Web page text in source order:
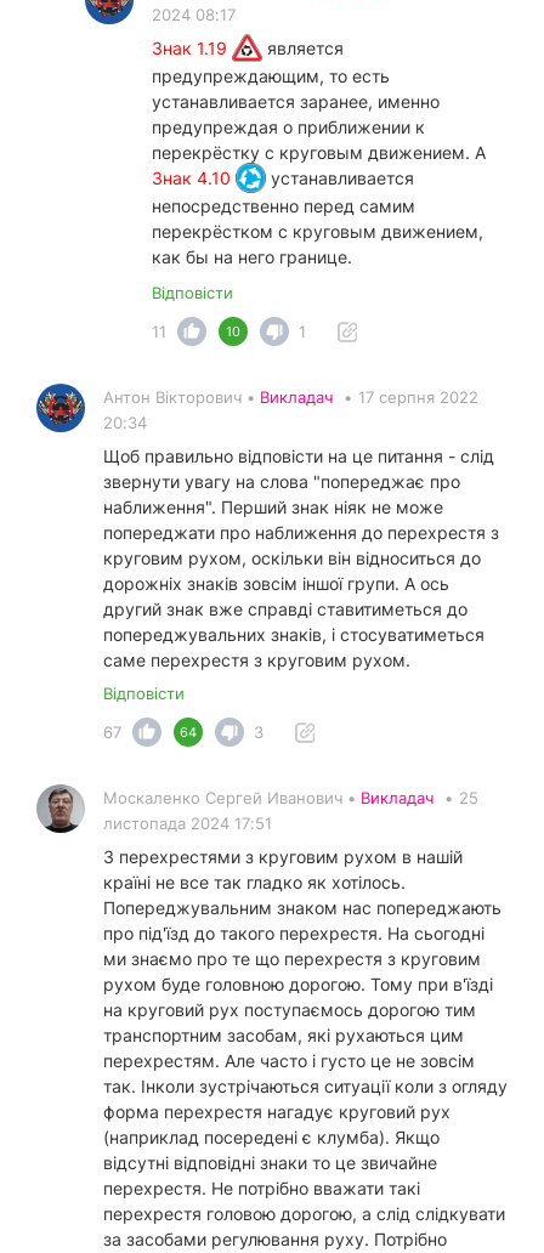
2024 08:17
Знак 1.19
является
предупреждающим, то есть
устанавливается заранее, именно
предупреждая о приближении к
перекрёстку с круговым движением. А
Знак 4.10
устанавливается
непосредственно перед самим
перекрёстком с круговым движением,
как бы на него границе.
Відповісти
11
10 1
Антон Вікторович • Викладач • 17 серпня 2022
20:34
Щоб правильно відповісти на це питання - слід
звернути увагу на слова "попереджає про
наближення". Перший знак ніяк не може
попереджати про наближення до перехрестя з
круговим рухом, оскільки він відноситься до
дорожніх знаків зовсім іншої групи. А ось
другий знак вже справді ставитиметься до
попереджувальних знаків, і стосуватиметься
саме перехрестя з круговим рухом.
Відповісти
67
64 3
Москаленко Сергей Иванович • Викладач • 25
листопада 2024 17:51
З перехрестями з круговим рухом в нашій
країні не все так гладко як хотілось.
Попереджувальним знаком нас попереджають
про під'їзд до такого перехрестя. На сьогодні
ми знаємо про те що перехрестя з круговим
рухом буде головною дорогою. Тому при в'їзді
на круговий рух поступаємось дорогою тим
транспортним засобам, які рухаються цим
перехрестям. Але часто і густо це не зовсім
так. Інколи зустрічаються ситуації коли з огляду
форма перехрестя нагадує круговий рух
(наприклад посередені є клумба). Якщо
відсутні відповідні знаки то це звичайне
перехрестя. Не потрібно вважати такі
перехрестя головою дорогою, а слід слідкувати
за засобами регулювання руху. Потрібно